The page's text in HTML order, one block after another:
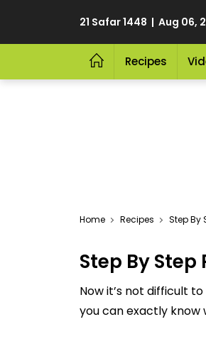
21 Safar 1448 | Aug 06,
Recipes
Home Recipes Step By
Step By Step
Now it’s not difficult
you can exactly know